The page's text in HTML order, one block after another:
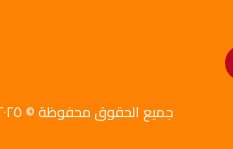
جميع الحقوق محفوظة © ٢٠٢٥ الليثي أوتو جروب.